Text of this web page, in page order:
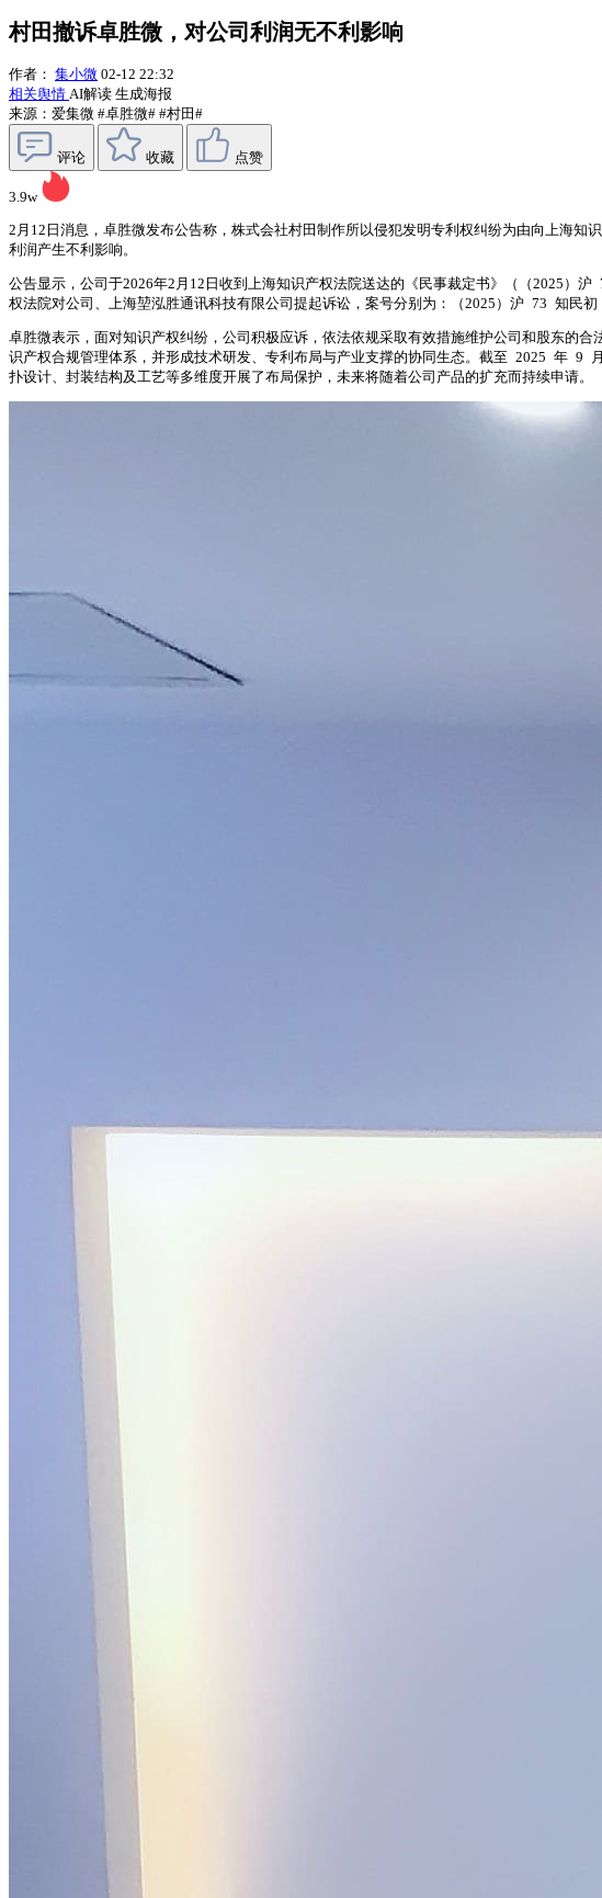
村田撤诉卓胜微，对公司利润无不利影响
作者： 集小微 02-12 22:32
相关舆情 AI解读 生成海报
来源：爱集微 #卓胜微# #村田#
评论 收藏 点赞
3.9w
2月12日消息，卓胜微发布公告称，株式会社村田制作所以侵犯发明专利权纠纷为由向上海
利润产生不利影响。
公告显示，公司于2026年2月12日收到上海知识产权法院送达的《民事裁定书》（（2025）
权法院对公司、上海堃泓胜通讯科技有限公司提起诉讼，案号分别为：（2025）沪 73 知
卓胜微表示，面对知识产权纠纷，公司积极应诉，依法依规采取有效措施维护公司和股东的
识产权合规管理体系，并形成技术研发、专利布局与产业支撑的协同生态。截至 2025 年
扑设计、封装结构及工艺等多维度开展了布局保护，未来将随着公司产品的扩充而持续申请。